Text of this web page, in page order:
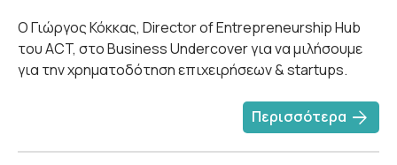
Ο Γιώργος Κόκκας, Director of Entrepreneurship Hub
του ACT, στο Business Undercover για να μιλήσουμε
για την χρηματοδότηση επιχειρήσεων & startups.
Περισσότερα arrow_forward